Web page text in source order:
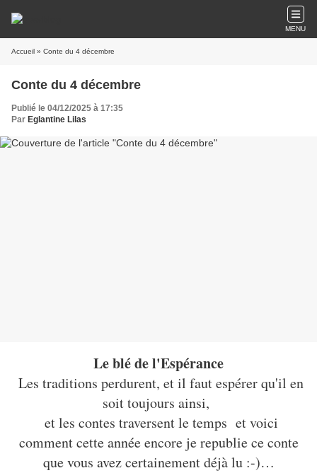
MENU
Accueil » Conte du 4 décembre
Conte du 4 décembre
Publié le 04/12/2025 à 17:35
Par Eglantine Lilas
Le blé de l'Espérance
Les traditions perdurent, et il faut espérer qu'il en
soit toujours ainsi,
et les contes traversent le temps et voici
comment cette année encore je republie ce conte
que vous avez certainement déjà lu :-)…